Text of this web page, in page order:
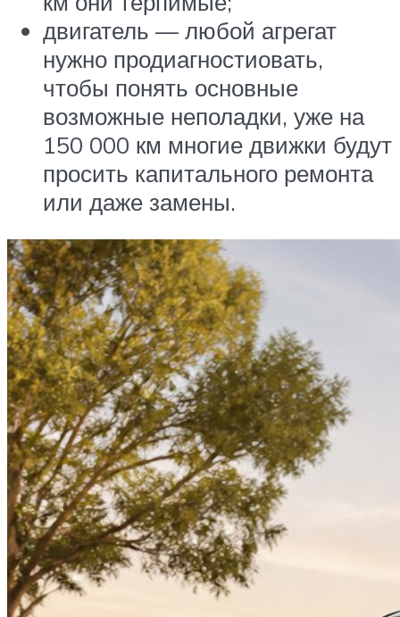
двигатель — любой агрегат
нужно продиагностиовать,
чтобы понять основные
возможные неполадки, уже на
150 000 км многие движки будут
просить капитального ремонта
или даже замены.